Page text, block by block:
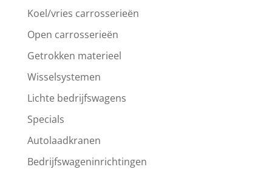
Koel/vries carrosserieën
Open carrosserieën
Getrokken materieel
Wisselsystemen
Lichte bedrijfswagens
Specials
Autolaadkranen
Bedrijfswageninrichtingen